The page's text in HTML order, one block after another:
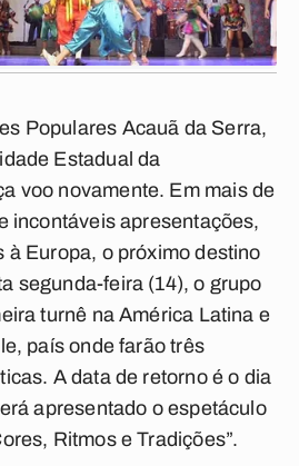
Populares Acauã da Serra,
Estadual da
voo novamente. Em mais de
incontáveis apresentações,
à Europa, o próximo destino
segunda-feira (14), o grupo
turnê na América Latina e
país onde farão três
A data de retorno é o dia
apresentado o espetáculo
Ritmos e Tradições”.